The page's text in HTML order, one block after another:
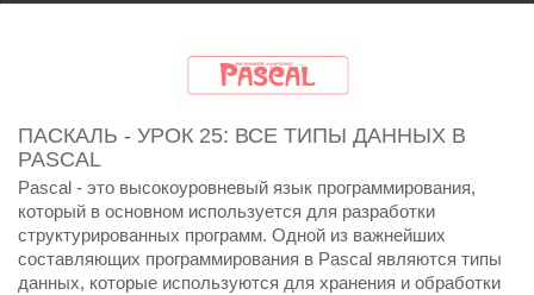
ПАСКАЛЬ - УРОК 25: ВСЕ ТИПЫ ДАННЫХ В
PASCAL
Pascal - это высокоуровневый язык программирования,
который в основном используется для разработки
структурированных программ. Одной из важнейших
составляющих программирования в Pascal являются типы
данных, которые используются для хранения и обработки